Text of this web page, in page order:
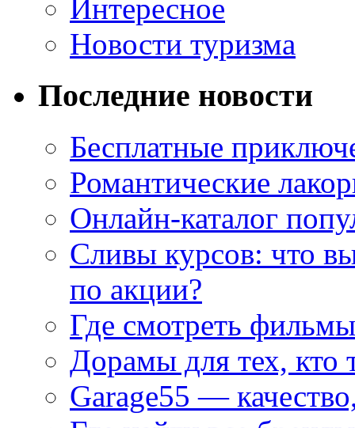
Интересное
Новости туризма
Последние новости
Бесплатные
Романтические
Онлайн-каталог
Сливы курсов: что
по акции?
Где смотреть
Дорамы для тех, кто
Garage55 —